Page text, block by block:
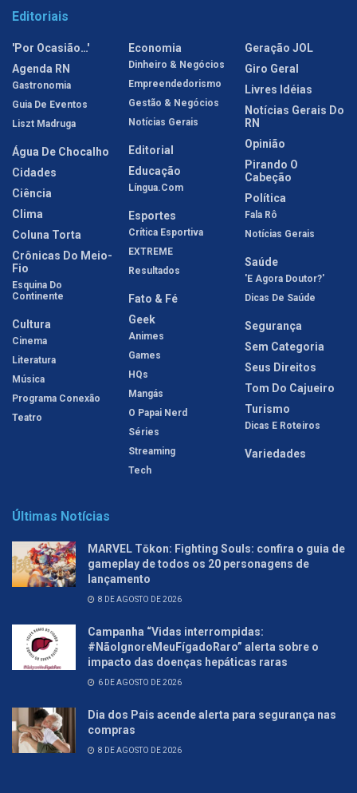
Editoriais
'Por Ocasião…'
Agenda RN
Gastronomia
Guia De Eventos
Liszt Madruga
Água De Chocalho
Cidades
Ciência
Clima
Coluna Torta
Crônicas Do Meio-
Fio
Esquina Do
Continente
Cultura
Cinema
Literatura
Música
Programa Conexão
Teatro
Economia
Dinheiro & Negócios
Empreendedorismo
Gestão & Negócios
Notícias Gerais
Editorial
Educação
Língua.com
Esportes
Crítica Esportiva
EXTREME
Resultados
Fato & Fé
Geek
Animes
Games
HQs
Mangás
O Papai Nerd
Séries
Streaming
Tech
Geração JOL
Giro Geral
Livres Idéias
Notícias Gerais Do
RN
Opinião
Pirando O
Cabeção
Política
Fala Rô
Notícias Gerais
Saúde
'E Agora Doutor?'
Dicas De Saúde
Segurança
Sem Categoria
Seus Direitos
Tom Do Cajueiro
Turismo
Dicas E Roteiros
Variedades
Últimas Notícias
MARVEL Tōkon: Fighting Souls: confira o guia de
gameplay de todos os 20 personagens de
lançamento
8 DE AGOSTO DE 2026
Campanha “Vidas interrompidas:
#NãoIgnoreMeuFígadoRaro” alerta sobre o
impacto das doenças hepáticas raras
6 DE AGOSTO DE 2026
Dia dos Pais acende alerta para segurança nas
compras
8 DE AGOSTO DE 2026